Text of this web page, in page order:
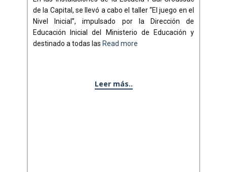
de la Capital, se llevó a cabo el taller “El juego en el
Nivel Inicial”, impulsado por la Dirección de
Educación Inicial del Ministerio de Educación y
destinado a todas las Read more
Leer más..